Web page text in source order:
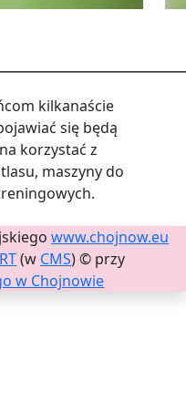
kilkanaście
się będą
korzystać z
maszyny do
www.chojnow.eu
(w CMS) © przy
w Chojnowie